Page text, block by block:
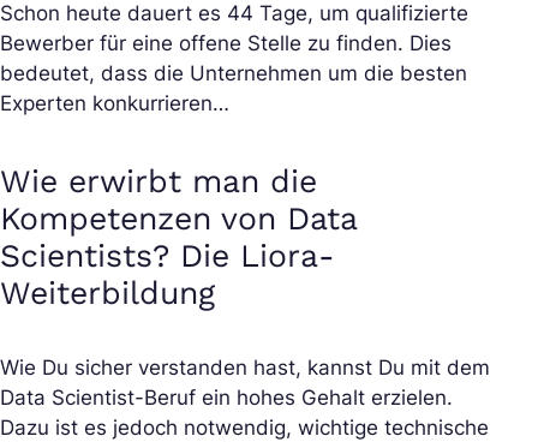
Schon heute dauert es 44 Tage, um qualifizierte
Bewerber für eine offene Stelle zu finden. Dies
bedeutet, dass die Unternehmen um die besten
Experten konkurrieren…
Wie erwirbt man die
Kompetenzen von Data
Scientists? Die Liora-
Weiterbildung
Wie Du sicher verstanden hast, kannst Du mit dem
Data Scientist-Beruf ein hohes Gehalt erzielen.
Dazu ist es jedoch notwendig, wichtige technische